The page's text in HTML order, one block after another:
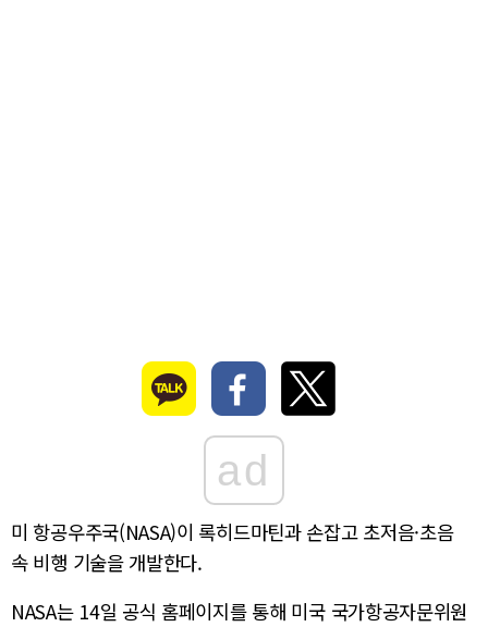
ad
미 항공우주국(NASA)이 록히드마틴과 손잡고 초저음·초음
속 비행 기술을 개발한다.
NASA는 14일 공식 홈페이지를 통해 미국 국가항공자문위원